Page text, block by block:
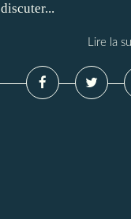
Lire la